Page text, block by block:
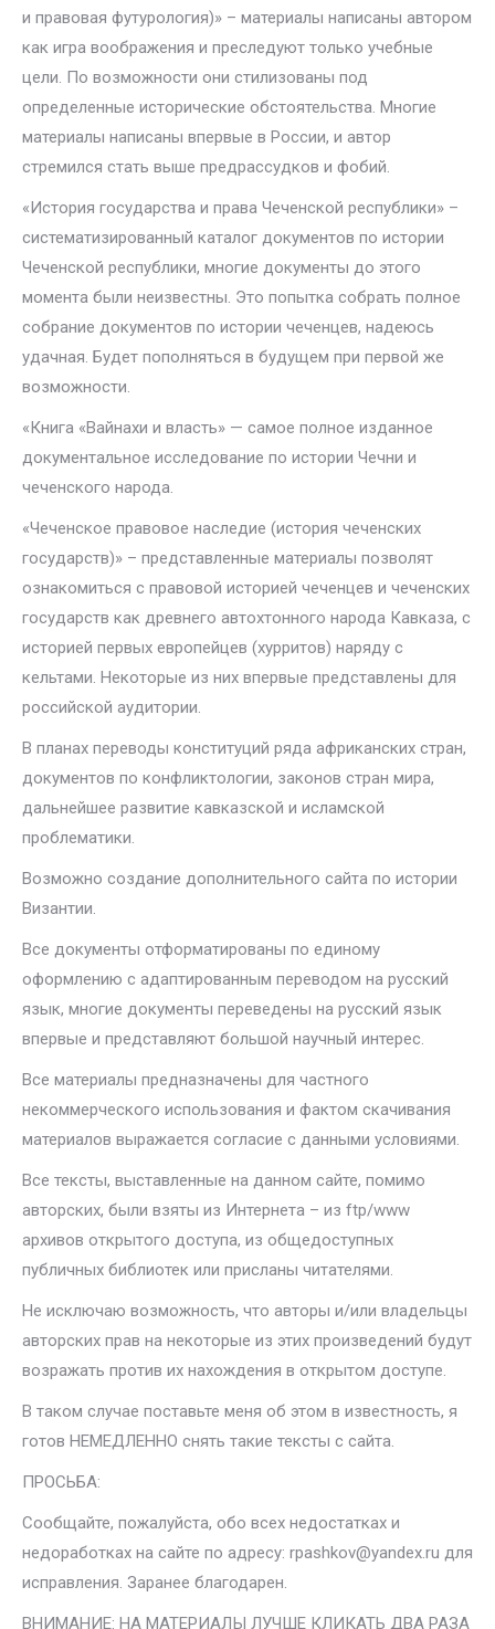
и правовая футурология)» – материалы написаны автором
как игра воображения и преследуют только учебные
цели. По возможности они стилизованы под
определенные исторические обстоятельства. Многие
материалы написаны впервые в России, и автор
стремился стать выше предрассудков и фобий.
«История государства и права Чеченской республики» –
систематизированный каталог документов по истории
Чеченской республики, многие документы до этого
момента были неизвестны. Это попытка собрать полное
собрание документов по истории чеченцев, надеюсь
удачная. Будет пополняться в будущем при первой же
возможности.
«Книга «Вайнахи и власть» — самое полное изданное
документальное исследование по истории Чечни и
чеченского народа.
«Чеченское правовое наследие (история чеченских
государств)» – представленные материалы позволят
ознакомиться с правовой историей чеченцев и чеченских
государств как древнего автохтонного народа Кавказа, с
историей первых европейцев (хурритов) наряду с
кельтами. Некоторые из них впервые представлены для
российской аудитории.
В планах переводы конституций ряда африканских стран,
документов по конфликтологии, законов стран мира,
дальнейшее развитие кавказской и исламской
проблематики.
Возможно создание дополнительного сайта по истории
Византии.
Все документы отформатированы по единому
оформлению с адаптированным переводом на русский
язык, многие документы переведены на русский язык
впервые и представляют большой научный интерес.
Все материалы предназначены для частного
некоммерческого использования и фактом скачивания
материалов выражается согласие с данными условиями.
Все тексты, выставленные на данном сайте, помимо
авторских, были взяты из Интернета – из ftp/www
архивов открытого доступа, из общедоступных
публичных библиотек или присланы читателями.
Не исключаю возможность, что авторы и/или владельцы
авторских прав на некоторые из этих произведений будут
возражать против их нахождения в открытом доступе.
В таком случае поставьте меня об этом в известность, я
готов НЕМЕДЛЕННО снять такие тексты с сайта.
ПРОСЬБА:
Сообщайте, пожалуйста, обо всех недостатках и
недоработках на сайте по адресу: rpashkov@yandex.ru для
исправления. Заранее благодарен.
ВНИМАНИЕ: НА МАТЕРИАЛЫ ЛУЧШЕ КЛИКАТЬ ДВА РАЗА